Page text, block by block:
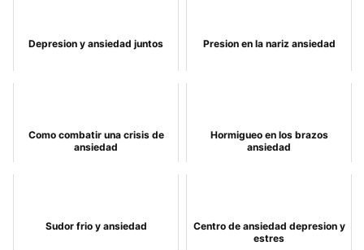
Depresion y ansiedad juntos Presion en la nariz ansiedad
Como combatir una crisis de
ansiedad
Hormigueo en los brazos
ansiedad
Sudor frio y ansiedad
Centro de ansiedad depresion y
estres